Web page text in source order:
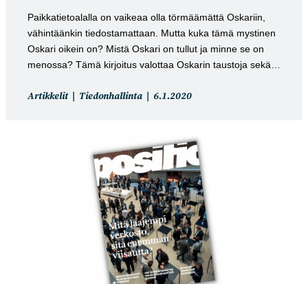
Paikkatietoalalla on vaikeaa olla törmäämättä Oskariin,
vähintäänkin tiedostamattaan. Mutta kuka tämä mystinen
Oskari oikein on? Mistä Oskari on tullut ja minne se on
menossa? Tämä kirjoitus valottaa Oskarin taustoja sekä…
Artikkelin
Artikkelit Tiedonhallinta
Artikkeli
6.1.2020